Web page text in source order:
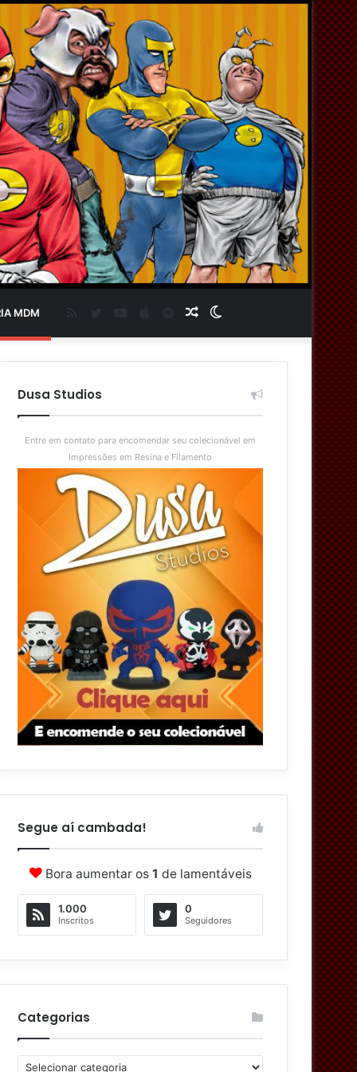
MDM
skin
Artigo
aleatório
Spotify
Dusa Studios
Entre em contato para encomendar seu colecionável em
Impressões em Resina e Filamento
Segue aí cambada!
Bora aumentar os 1 de lamentáveis
1.000
Inscritos
0
Seguidores
Categorias